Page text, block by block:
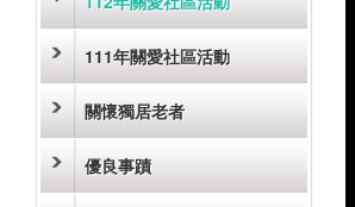
111年關愛社區活動
關懷獨居老者
優良事蹟